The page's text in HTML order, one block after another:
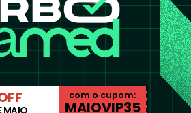
com o cupom:
MAIOVIP35